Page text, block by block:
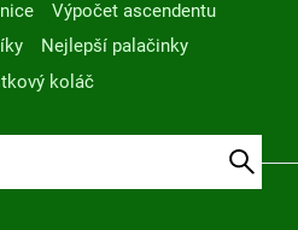
Výpočet ascendentu
Nejlepší palačinky
koláč